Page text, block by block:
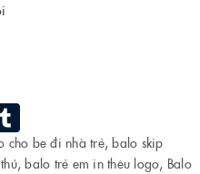
cho be đi nhà trẻ,balo skip
,balo trẻ em in thêu logo, Balo